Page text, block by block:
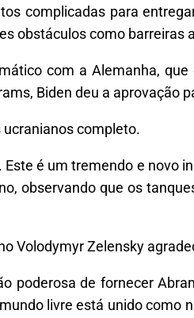
complicadas para
obstáculos como barreiras
com a Alemanha,
Biden deu a aprovação
completo.
é um tremendo e
observando que os
Volodymyr Zelensky
poderosa de fornecer
livre está unido